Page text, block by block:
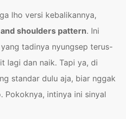
lho versi kebalikannya,
shoulders pattern. Ini
tadinya nyungsep terus-
lagi dan naik. Tapi ya, di
standar dulu aja, biar nggak
Pokoknya, intinya ini sinyal